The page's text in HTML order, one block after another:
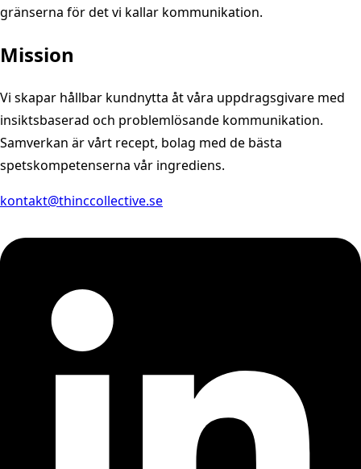
gränserna för det vi kallar kommunikation.
Mission
Vi skapar hållbar kundnytta åt våra uppdragsgivare med
insiktsbaserad och problemlösande kommunikation.
Samverkan är vårt recept, bolag med de bästa
spetskompetenserna vår ingrediens.
kontakt@thinccollective.se